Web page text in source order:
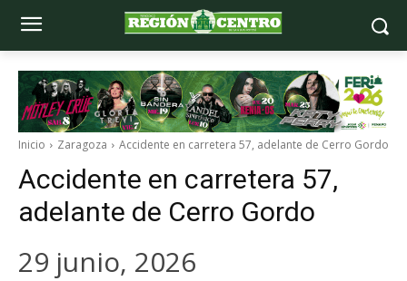
Inicio Zaragoza Accidente en carretera 57, adelante de Cerro Gordo
Accidente en carretera 57,
adelante de Cerro Gordo
29 junio, 2026